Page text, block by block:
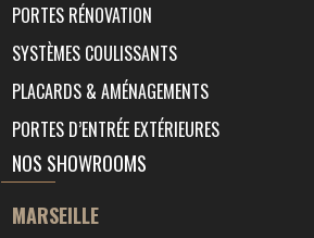
PORTES RÉNOVATION
SYSTÈMES COULISSANTS
PLACARDS & AMÉNAGEMENTS
PORTES D’ENTRÉE EXTÉRIEURES
NOS SHOWROOMS
MARSEILLE